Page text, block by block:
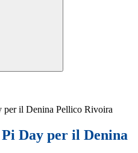
per il Denina Pellico Rivoira
Day per il Denina